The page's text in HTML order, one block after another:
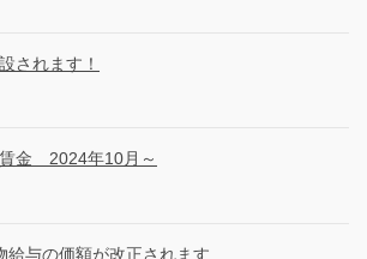
されます！
金 2024年10月～
給与の価額が改正されます